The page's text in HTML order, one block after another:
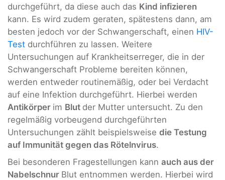
durchgeführt, da diese auch das Kind infizieren
kann. Es wird zudem geraten, spätestens dann, am
besten jedoch vor der Schwangerschaft, einen HIV-
Test durchführen zu lassen. Weitere
Untersuchungen auf Krankheitserreger, die in der
Schwangerschaft Probleme bereiten können,
werden entweder routinemäßig, oder bei Verdacht
auf eine Infektion durchgeführt. Hierbei werden
Antikörper im Blut der Mutter untersucht. Zu den
regelmäßig vorbeugend durchgeführten
Untersuchungen zählt beispielsweise die Testung
auf Immunität gegen das Rötelnvirus.
Bei besonderen Fragestellungen kann auch aus der
Nabelschnur Blut entnommen werden. Hierbei wird